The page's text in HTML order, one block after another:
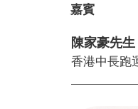
嘉賓
陳家豪先生
香港中長跑